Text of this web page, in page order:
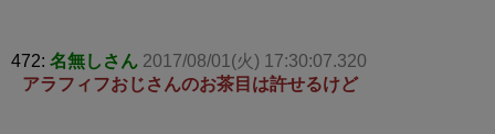
472: 名無しさん 2017/08/01(火) 17:30:07.320
アラフィフおじさんのお茶目は許せるけど